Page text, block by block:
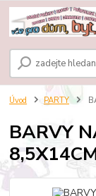
Úvod PARTY
BARVY